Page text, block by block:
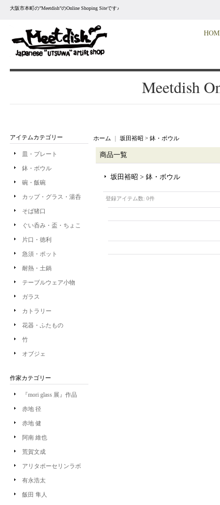
大阪市本町の”Meetdish”のOnline Shoping Siteです♪
Meetdish
アイテムカテゴリー
皿・プレート
鉢・ボウル
碗・飯碗
カップ・グラス・湯呑
そば猪口
ぐい呑み・盃・ちょこ
片口・徳利
急須・ポット
耐熱・土鍋
テーブルウェア小物
ガラス
カトラリー
花器・ふたもの
竹
オブジェ
作家カテゴリー
『mori glass 展』作品
赤地 径
赤地 健
阿南 維也
荒賀文成
アリタポーセリンラボ
有永浩太
飯田 隼人
ホーム 坂田裕昭 > 鉢・ボウル
商品一覧
坂田裕昭 > 鉢・ボウル
登録アイテム数: 0件